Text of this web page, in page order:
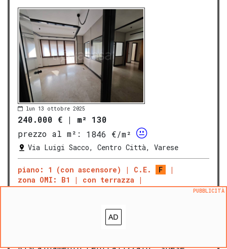
lun 13 ottobre 2025
240.000 € | m² 130
prezzo al m²:
1846 €/m²
Via Luigi Sacco, Centro Città, Varese
piano: 1 (con ascensore) C.E.
F
zona OMI: B1
con terrazza
– Zona centrale In palazzina
servita da ascensore, proponiamo
di circa 130 mq situato al
PUBBLICITÀ